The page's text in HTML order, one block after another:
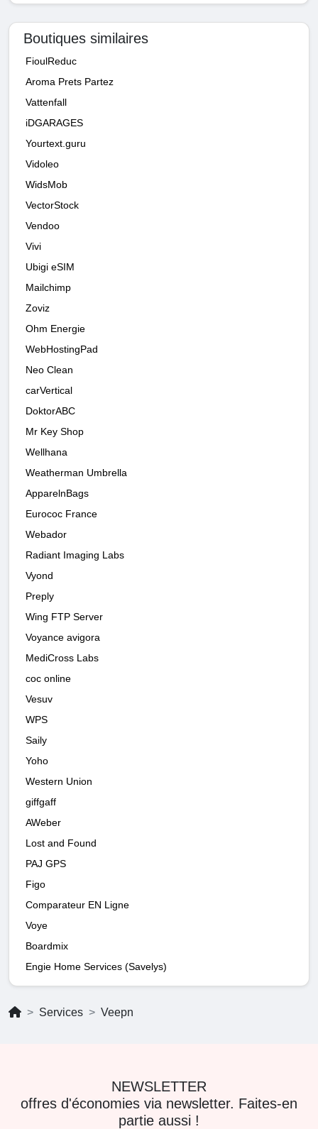
Boutiques similaires
FioulReduc
Aroma Prets Partez
Vattenfall
iDGARAGES
Yourtext.guru
Vidoleo
WidsMob
VectorStock
Vendoo
Vivi
Ubigi eSIM
Mailchimp
Zoviz
Ohm Energie
WebHostingPad
Neo Clean
carVertical
DoktorABC
Mr Key Shop
Wellhana
Weatherman Umbrella
ApparelnBags
Eurococ France
Webador
Radiant Imaging Labs
Vyond
Preply
Wing FTP Server
Voyance avigora
MediCross Labs
coc online
Vesuv
WPS
Saily
Yoho
Western Union
giffgaff
AWeber
Lost and Found
PAJ GPS
Figo
Comparateur EN Ligne
Voye
Boardmix
Engie Home Services (Savelys)
Services Veepn
NEWSLETTER
offres d'économies via newsletter. Faites-en
partie aussi !